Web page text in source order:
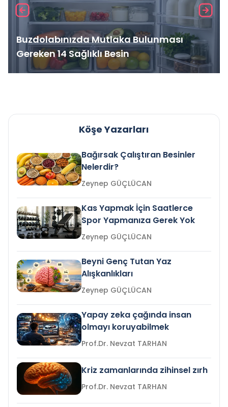
Buzdolabınızda Mutlaka Bulunması
Gereken 14 Sağlıklı Besin
Köşe Yazarları
Bağırsak Çalıştıran Besinler
Nelerdir?
Zeynep GÜÇLÜCAN
Kas Yapmak İçin Saatlerce
Spor Yapmanıza Gerek Yok
Zeynep GÜÇLÜCAN
Beyni Genç Tutan Yaz
Alışkanlıkları
Zeynep GÜÇLÜCAN
Yapay zeka çağında insan
olmayı koruyabilmek
Prof.Dr. Nevzat TARHAN
Kriz zamanlarında zihinsel zırh
Prof.Dr. Nevzat TARHAN